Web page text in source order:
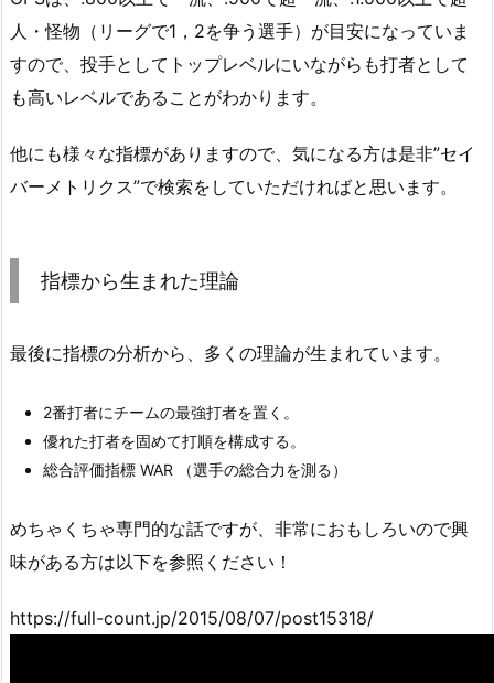
人・怪物（リーグで1，2を争う選手）が目安になっていま
すので、投手としてトップレベルにいながらも打者として
も高いレベルであることがわかります。
他にも様々な指標がありますので、気になる方は是非”セイ
バーメトリクス”で検索をしていただければと思います。
指標から生まれた理論
最後に指標の分析から、多くの理論が生まれています。
2番打者にチームの最強打者を置く。
優れた打者を固めて打順を構成する。
総合評価指標 WAR （選手の総合力を測る）
めちゃくちゃ専門的な話ですが、非常におもしろいので興
味がある方は以下を参照ください！
https://full-count.jp/2015/08/07/post15318/